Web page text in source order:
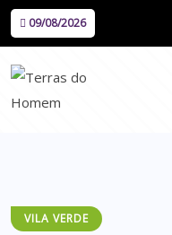
09/08/2026
VILA VERDE